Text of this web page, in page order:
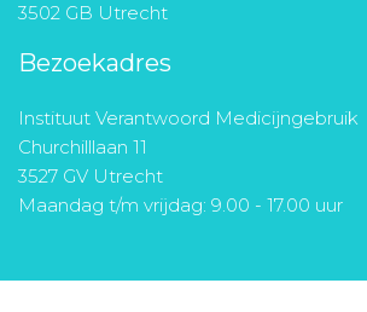
3502 GB Utrecht
Bezoekadres
Instituut Verantwoord Medicijngebruik
Churchilllaan 11
3527 GV Utrecht
Maandag t/m vrijdag: 9.00 - 17.00 uur